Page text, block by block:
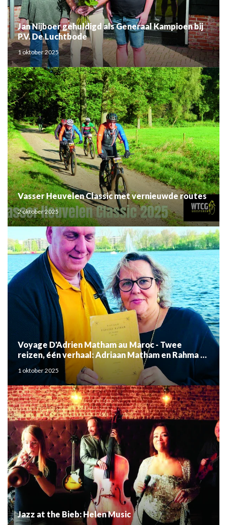
Jan Nijboer gehuldigd als Generaal Kampioen bij
P.V. De Luchtbode
1 oktober 2025
Vasser Heuvelen Classic met vernieuwde routes
2 oktober 2025
Voyage D'Adrien Matham au Maroc - Twee
reizen, één verhaal: Adriaan Matham en Rahma el
Mouden
1 oktober 2025
Jazz at the Bieb: Helen Music